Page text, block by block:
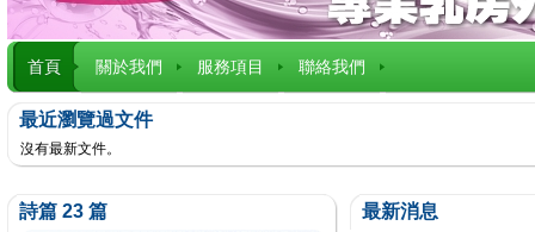
首頁 關於我們 服務項目 聯絡我們
最近瀏覽過文件
沒有最新文件。
詩篇 23 篇 最新消息